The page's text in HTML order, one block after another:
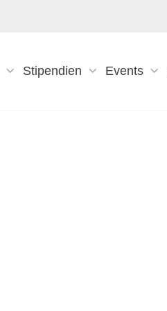
Stipendien Events